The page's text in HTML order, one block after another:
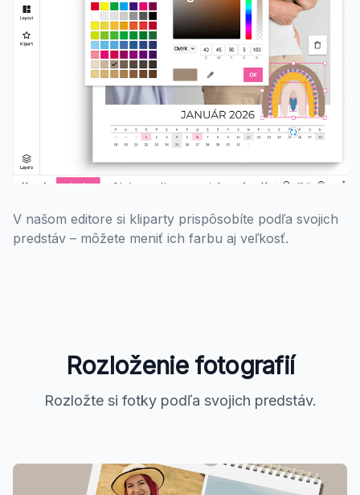
V našom editore si kliparty prispôsobíte podľa svojich
predstáv – môžete meniť ich farbu aj veľkosť.
Rozloženie fotografií
Rozložte si fotky podľa svojich predstáv.